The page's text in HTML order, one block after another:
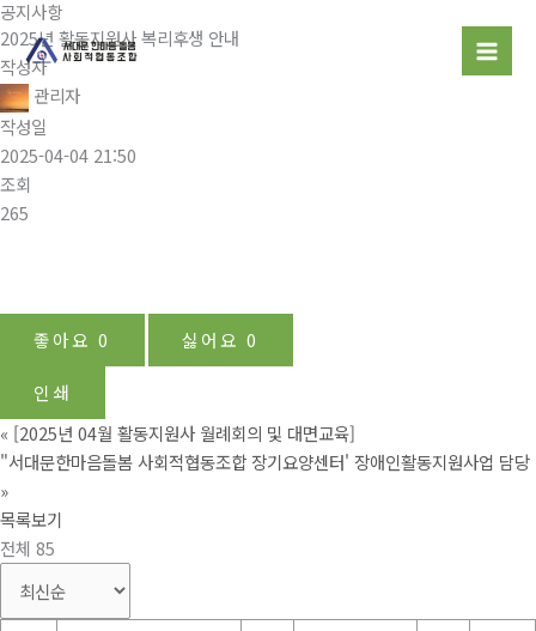
콘
텐
츠
로
건
너
뛰
기
공지사항
2025년 활동지원사 복리후생 안내
작성자
관리자
작성일
2025-04-04 21:50
조회
265
좋아요 0 싫어요 0
인쇄
« [2025년 04월 활동지원사 월례회의 및 대면교육]
"서대문한마음돌봄 사회적협동조합 장기요양센터' 장애인활동지원사업 담당
»
목록보기
전체 85